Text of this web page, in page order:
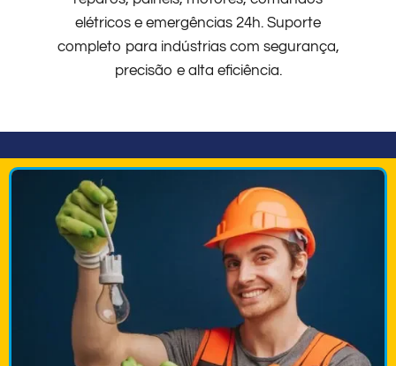
elétricos e emergências 24h. Suporte
completo para indústrias com segurança,
precisão e alta eficiência.